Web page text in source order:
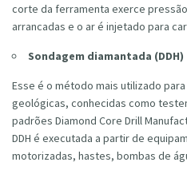
corte da ferramenta exerce
arrancadas e o ar é injetado para
Sondagem diamantada (DDH)
Esse é o método mais utilizado
geológicas, conhecidas como
padrões Diamond Core Drill
DDH é executada a partir de
motorizadas, hastes, bombas de